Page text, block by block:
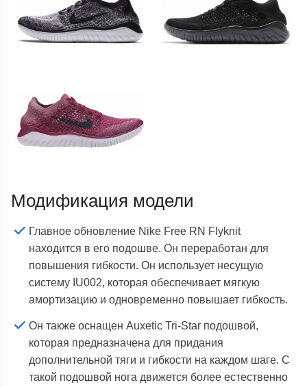
Модификация модели
Главное обновление Nike Free RN Flyknit
находится в его подошве. Он переработан для
повышения гибкости. Он использует несущую
систему IU002, которая обеспечивает мягкую
амортизацию и одновременно повышает гибкость.
Он также оснащен Auxetic Tri-Star подошвой,
которая предназначена для придания
дополнительной тяги и гибкости на каждом шаге. С
такой подошвой нога движется более естественно